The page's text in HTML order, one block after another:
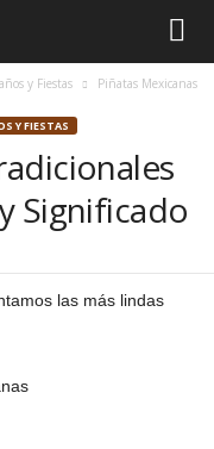
y Fiestas
Piñatas Mexicanas
Y FIESTAS
Significado
las más lindas